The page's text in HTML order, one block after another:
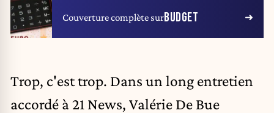
Couverture complète surBUDGET
Trop, c'est trop. Dans un long entretien
accordé à 21 News, Valérie De Bue